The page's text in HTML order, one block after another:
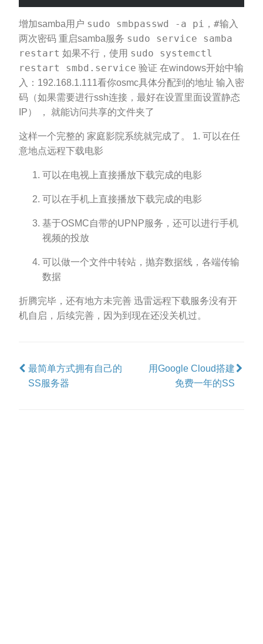
增加samba用户 sudo smbpasswd -a pi，#输入
两次密码 重启samba服务 sudo service samba
restart 如果不行，使用 sudo systemctl
restart smbd.service 验证 在windows开始中输
入：192.168.1.111看你osmc具体分配到的地址 输入密
码（如果需要进行ssh连接，最好在设置里面设置静态
IP） ， 就能访问共享的文件夹了
这样一个完整的 家庭影院系统就完成了。 1. 可以在任
意地点远程下载电影
可以在电视上直接播放下载完成的电影
可以在手机上直接播放下载完成的电影
基于OSMC自带的UPNP服务，还可以进行手机
视频的投放
可以做一个文件中转站，抛弃数据线，各端传输
数据
折腾完毕，还有地方未完善 迅雷远程下载服务没有开
机自启，后续完善，因为到现在还没关机过。
最简单方式拥有自己的
SS服务器
用Google Cloud搭建
免费一年的SS